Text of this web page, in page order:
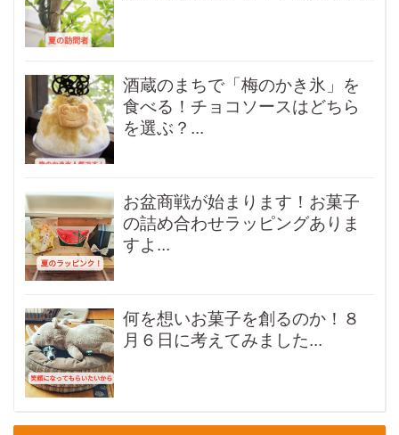
酒蔵のまちで「梅のかき氷」を
食べる！チョコソースはどちら
を選ぶ？...
お盆商戦が始まります！お菓子
の詰め合わせラッピングありま
すよ...
何を想いお菓子を創るのか！８
月６日に考えてみました...